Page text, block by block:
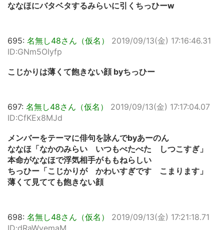
ななほにバタベタするみらいに引くちっひーw
695: 名無し48さん（仮名）
2019/09/13(金) 17:16:46.31
ID:GNm5OIyfp
こじかりは薄くて飽きない顔 byちっひー
697: 名無し48さん（仮名）
2019/09/13(金) 17:17:04.07
ID:CfKEx8MJd
メンバーをテーマに俳句を詠んでbyあーのん
ななほ「なかのみらい いつもべたべた しつこすぎ」
本命がななほで浮気相手がももねらしい
ちっひー「こじかりが かわいすぎです こまります」
薄くて見てても飽きない顔
698: 名無し48さん（仮名）
2019/09/13(金) 17:21:18.71